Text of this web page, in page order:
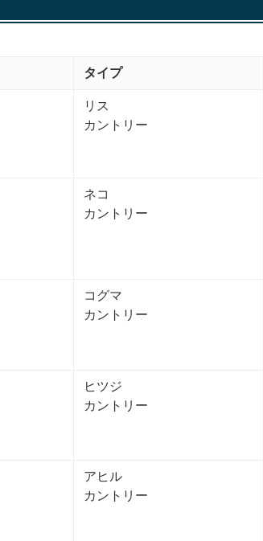
タイプ
リス
カントリー
ネコ
カントリー
コグマ
カントリー
ヒツジ
カントリー
アヒル
カントリー